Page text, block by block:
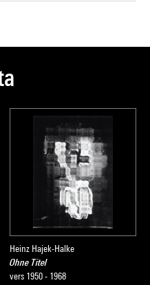
Heinz Hajek-Halke
Ohne Titel
vers 1950 - 1968